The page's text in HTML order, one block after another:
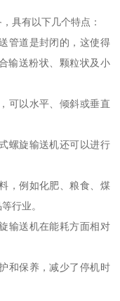
具有以下几个特点：
管道是封闭的，这使得
输送粉状、颗粒状及小
可以水平、倾斜或垂直
螺旋输送机还可以进行
，例如化肥、粮食、煤
行业。
输送机在能耗方面相对
和保养，减少了停机时